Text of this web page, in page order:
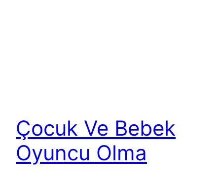
Çocuk Ve Bebek
Oyuncu Olma